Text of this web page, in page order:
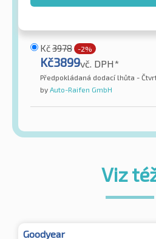
Kč3978 -2%
Kč3899vč. DPH*
Předpokládaná dodací lhůta -
by Auto-Raifen GmbH
Viz
Goodyear